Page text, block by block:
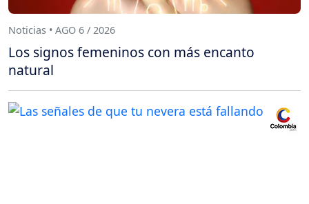
Noticias • AGO 6 / 2026
Los signos femeninos con más encanto
natural